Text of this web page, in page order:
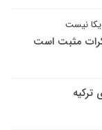
نیست
مثبت است
ترکیه